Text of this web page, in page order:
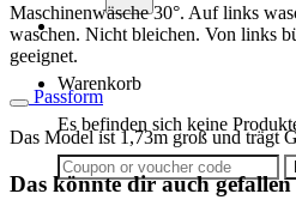
Warenkorb
Es befinden sich keine
Maschinenwäsche 30°. Auf links
waschen. Nicht bleichen. Von links
geeignet.
Passform
Das Model ist 1,73m groß und trägt
Das könnte dir auch gefallen